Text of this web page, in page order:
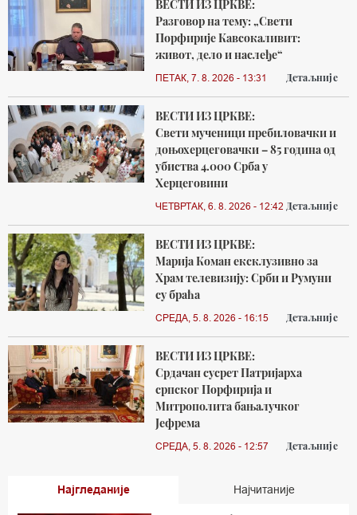
ВЕСТИ ИЗ ЦРКВЕ:
Разговор на тему: „Свети
Порфирије Кавсокаливит:
живот, дело и наслеђе“
ПЕТАК, 7. 8. 2026 - 13:31 Детаљније
ВЕСТИ ИЗ ЦРКВЕ:
Свети мученици пребиловачки и
доњохерцеговачки – 85 година од
убиства 4.000 Срба у
Херцеговини
ЧЕТВРТАК, 6. 8. 2026 - 12:42 Детаљније
ВЕСТИ ИЗ ЦРКВЕ:
Марија Коман ексклузивно за
Храм телевизију: Срби и Румуни
су браћа
СРЕДА, 5. 8. 2026 - 16:15 Детаљније
ВЕСТИ ИЗ ЦРКВЕ:
Срдачан сусрет Патријарха
српског Порфирија и
Митрополита бањалучког
Јефрема
СРЕДА, 5. 8. 2026 - 12:57 Детаљније
Најгледаније Најчитаније